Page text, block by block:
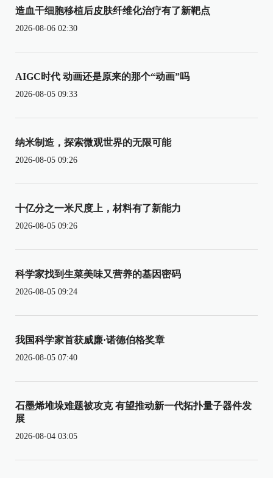
造血干细胞移植后皮肤纤维化治疗有了新靶点
2026-08-06 02:30
AIGC时代 动画还是原来的那个“动画”吗
2026-08-05 09:33
纳米制造，探索微观世界的无限可能
2026-08-05 09:26
十亿分之一米尺度上，材料有了新能力
2026-08-05 09:26
科学家找到生菜美味又营养的基因密码
2026-08-05 09:24
我国科学家首获威廉·诺德伯格奖章
2026-08-05 07:40
石墨烯堆垛难题被攻克 有望推动新一代拓扑量子器件发
展
2026-08-04 03:05